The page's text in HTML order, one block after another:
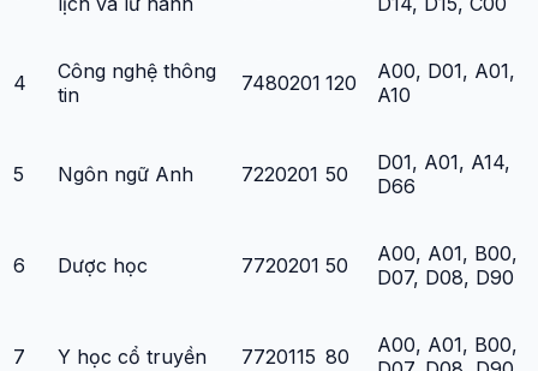
4
Công nghệ thông
tin
7480201 120
A00, D01, A01,
A10
5 Ngôn ngữ Anh 7220201 50
D01, A01, A14,
D66
6 Dược học 7720201 50
A00, A01, B00,
D07, D08, D90
7 Y học cổ truyền 7720115 80
A00, A01, B00,